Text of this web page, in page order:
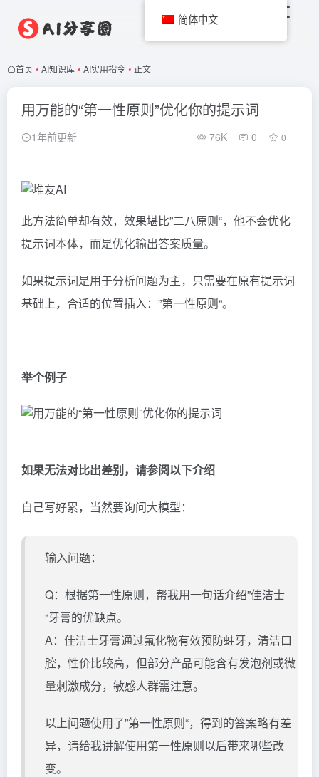
首页 • AI知识库 • AI实用指令 • 正文
用万能的“第一性原则”优化你的提示词
1年前更新 76K 0 0
此方法简单却有效，效果堪比”二八原则“，他不会优化
提示词本体，而是优化输出答案质量。
如果提示词是用于分析问题为主，只需要在原有提示词
基础上，合适的位置插入：”第一性原则“。
举个例子
如果无法对比出差别，请参阅以下介绍
自己写好累，当然要询问大模型：
输入问题：
Q：根据第一性原则，帮我用一句话介绍”佳洁士
“牙膏的优缺点。
A：佳洁士牙膏通过氟化物有效预防蛀牙，清洁口
腔，性价比较高，但部分产品可能含有发泡剂或微
量刺激成分，敏感人群需注意。
以上问题使用了”第一性原则“，得到的答案略有差
异，请给我讲解使用第一性原则以后带来哪些改
变。
简体中文